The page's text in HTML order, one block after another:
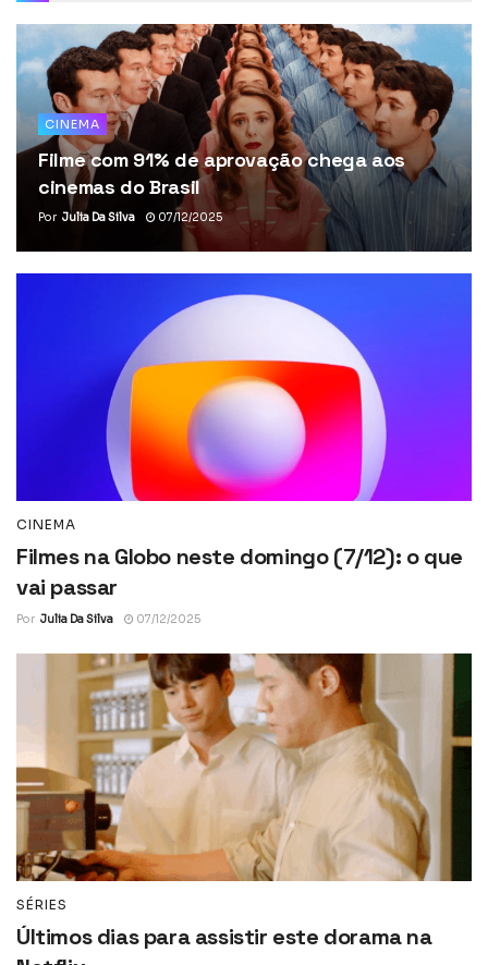
CINEMA
Filme com 91% de aprovação chega aos
cinemas do Brasil
Por Julia Da Silva 07/12/2025
CINEMA
Filmes na Globo neste domingo (7/12): o que
vai passar
Por Julia Da Silva 07/12/2025
SÉRIES
Últimos dias para assistir este dorama na